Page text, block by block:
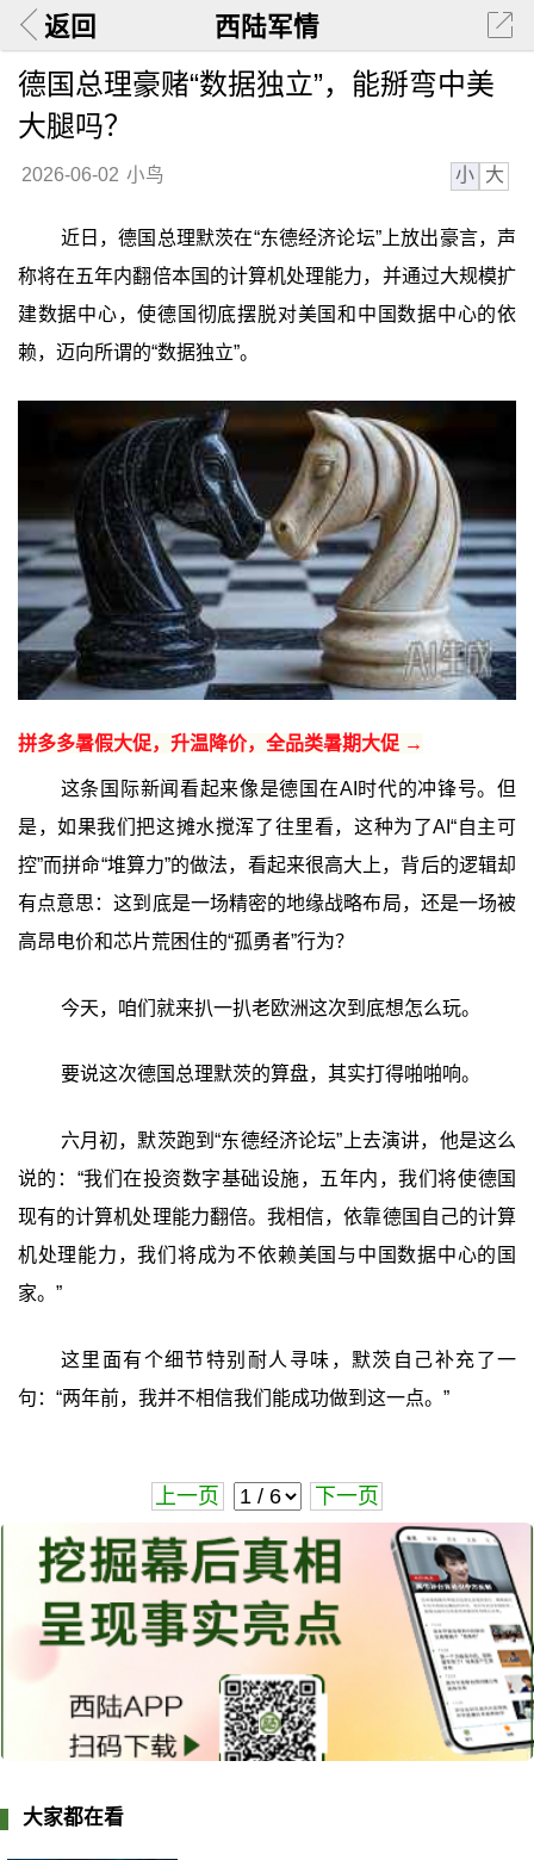
返回 西陆军情
德国总理豪赌“数据独立”，能掰弯中美
大腿吗？
2026-06-02 小鸟 小 大
近日，德国总理默茨在“东德经济论坛”上放出豪言，声
称将在五年内翻倍本国的计算机处理能力，并通过大规模扩
建数据中心，使德国彻底摆脱对美国和中国数据中心的依
赖，迈向所谓的“数据独立”。
拼多多暑假大促，升温降价，全品类暑期大促 →
这条国际新闻看起来像是德国在AI时代的冲锋号。但
是，如果我们把这摊水搅浑了往里看，这种为了AI“自主可
控”而拼命“堆算力”的做法，看起来很高大上，背后的逻辑却
有点意思：这到底是一场精密的地缘战略布局，还是一场被
高昂电价和芯片荒困住的“孤勇者”行为？
今天，咱们就来扒一扒老欧洲这次到底想怎么玩。
要说这次德国总理默茨的算盘，其实打得啪啪响。
六月初，默茨跑到“东德经济论坛”上去演讲，他是这么
说的：“我们在投资数字基础设施，五年内，我们将使德国
现有的计算机处理能力翻倍。我相信，依靠德国自己的计算
机处理能力，我们将成为不依赖美国与中国数据中心的国
家。”
这里面有个细节特别耐人寻味，默茨自己补充了一
句：“两年前，我并不相信我们能成功做到这一点。”
上一页 下一页
大家都在看